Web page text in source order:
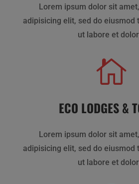
Lorem ipsum dolor sit
adipisicing elit, sed do eiusmod
ut labore et

ECO LODGES &
Lorem ipsum dolor sit
adipisicing elit, sed do eiusmod
ut labore et